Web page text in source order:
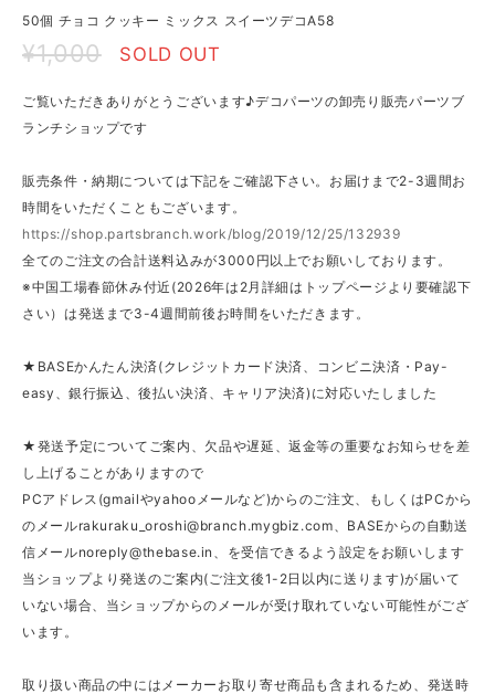
50個 チョコ クッキー ミックス スイーツデコA58
¥1,000 SOLD OUT
ご覧いただきありがとうございます♪デコパーツの卸売り販売パーツブ
ランチショップです
販売条件・納期については下記をご確認下さい。お届けまで2-3週間お
時間をいただくこともございます。
https://shop.partsbranch.work/blog/2019/12/25/132939
全てのご注文の合計送料込みが3000円以上でお願いしております。
※中国工場春節休み付近(2026年は2月詳細はトップページより要確認下
さい）は発送まで3-4週間前後お時間をいただきます。
★BASEかんたん決済(クレジットカード決済、コンビニ決済・Pay-
easy、銀行振込、後払い決済、キャリア決済)に対応いたしました
★発送予定についてご案内、欠品や遅延、返金等の重要なお知らせを差
し上げることがありますので
PCアドレス(gmailやyahooメールなど)からのご注文、もしくはPCから
のメールrakuraku_oroshi@branch.mygbiz.com 、BASEからの自動送
信メールnoreply@thebase.in
、を受信できるよう設定をお願いします
当ショップより発送のご案内(ご注文後1-2日以内に送ります)が届いて
いない場合、当ショップからのメールが受け取れていない可能性がござ
います。
取り扱い商品の中にはメーカーお取り寄せ商品も含まれるため、発送時